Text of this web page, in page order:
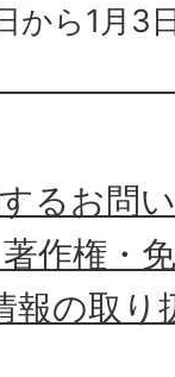
から1月3
るお問
作権・
報の取り